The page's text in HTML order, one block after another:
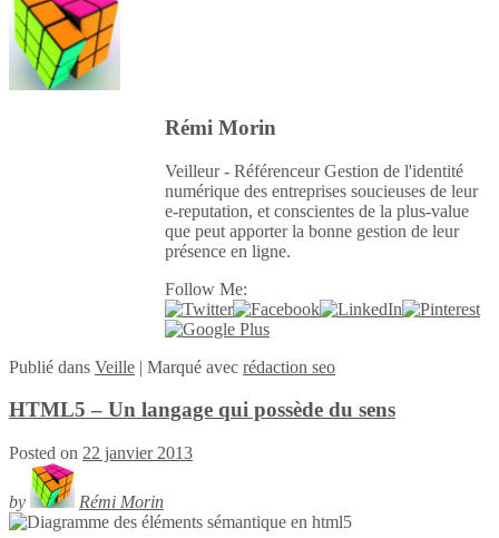
Rémi Morin
Veilleur - Référenceur Gestion de l'identité
numérique des entreprises soucieuses de leur
e-reputation, et conscientes de la plus-value
que peut apporter la bonne gestion de leur
présence en ligne.
Follow Me:
Publié dans Veille | Marqué avec rédaction seo
HTML5 – Un langage qui possède du sens
Posted on 22 janvier 2013
by Rémi Morin